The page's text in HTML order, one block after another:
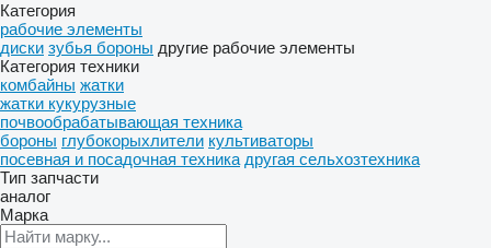
Категория
рабочие элементы
диски зубья бороны другие рабочие элементы
Категория техники
комбайны жатки
жатки кукурузные
почвообрабатывающая техника
бороны глубокорыхлители культиваторы
посевная и посадочная техника другая сельхозтехника
Тип запчасти
аналог
Марка